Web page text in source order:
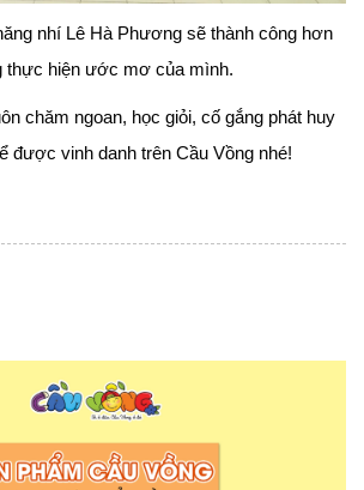
nhí Lê Hà Phương sẽ thành công hơn
thực hiện ước mơ của mình.
chăm ngoan, học giỏi, cố gắng phát huy
được vinh danh trên Cầu Vồng nhé!